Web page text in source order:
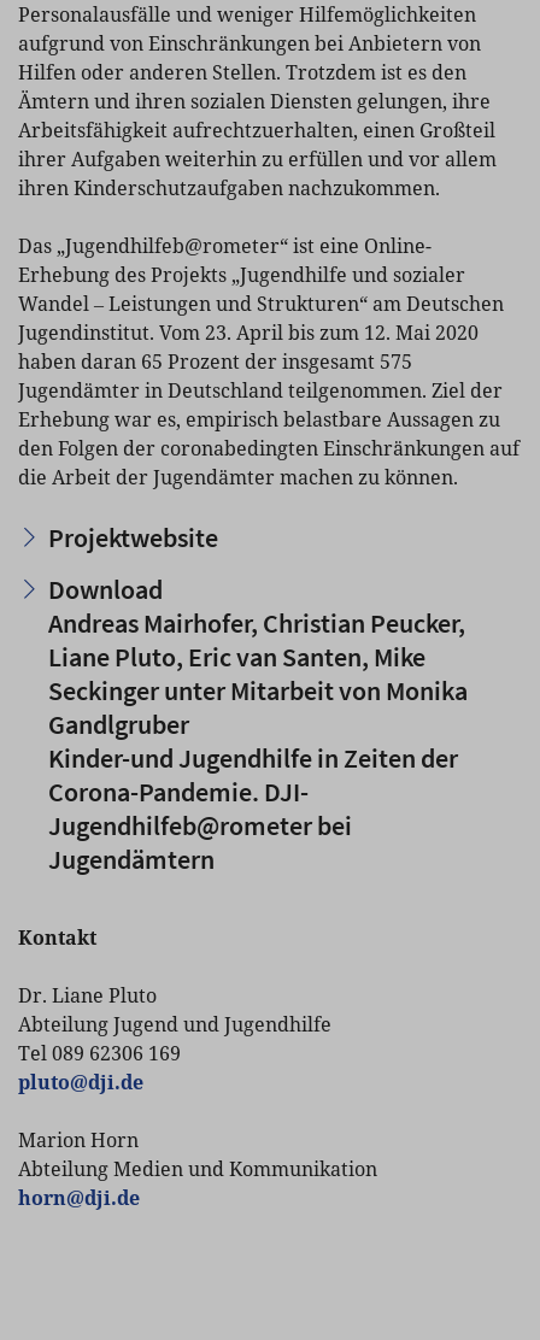
Personalausfälle und weniger Hilfemöglichkeiten
aufgrund von Einschränkungen bei Anbietern von
Hilfen oder anderen Stellen. Trotzdem ist es den
Ämtern und ihren sozialen Diensten gelungen, ihre
Arbeitsfähigkeit aufrechtzuerhalten, einen Großteil
ihrer Aufgaben weiterhin zu erfüllen und vor allem
ihren Kinderschutzaufgaben nachzukommen.
Das „Jugendhilfeb@rometer“ ist eine Online-
Erhebung des Projekts „Jugendhilfe und sozialer
Wandel ‒ Leistungen und Strukturen“ am Deutschen
Jugendinstitut. Vom 23. April bis zum 12. Mai 2020
haben daran 65 Prozent der insgesamt 575
Jugendämter in Deutschland teilgenommen. Ziel der
Erhebung war es, empirisch belastbare Aussagen zu
den Folgen der coronabedingten Einschränkungen auf
die Arbeit der Jugendämter machen zu können.
Projektwebsite
Download
Andreas Mairhofer, Christian Peucker,
Liane Pluto, Eric van Santen, Mike
Seckinger unter Mitarbeit von Monika
Gandlgruber
Kinder-und Jugendhilfe in Zeiten der
Corona-Pandemie. DJI-
Jugendhilfeb@rometer bei
Jugendämtern
Kontakt
Dr. Liane Pluto
Abteilung Jugend und Jugendhilfe
Tel 089 62306 169
pluto@dji.de
Marion Horn
Abteilung Medien und Kommunikation
horn@dji.de